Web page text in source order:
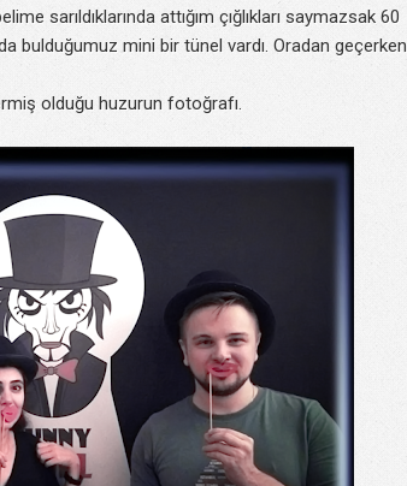
sarıldıklarında attığım çığlıkları saymazsak 60
bulduğumuz mini bir tünel vardı. Oradan geçerken
olduğu huzurun fotoğrafı.